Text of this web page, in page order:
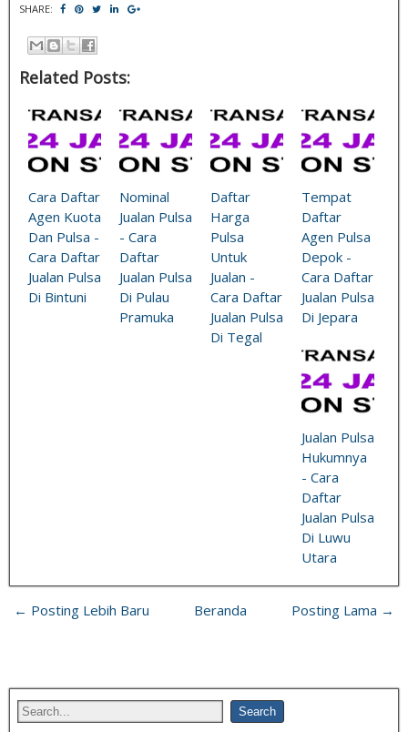
SHARE:
Related Posts:
Cara Daftar
Agen Kuota
Dan Pulsa -
Cara Daftar
Jualan Pulsa
Di Bintuni
Nominal
Jualan Pulsa
- Cara
Daftar
Jualan Pulsa
Di Pulau
Pramuka
Daftar
Harga
Pulsa
Untuk
Jualan -
Cara Daftar
Jualan Pulsa
Di Tegal
Tempat
Daftar
Agen Pulsa
Depok -
Cara Daftar
Jualan Pulsa
Di Jepara
Jualan Pulsa
Hukumnya
- Cara
Daftar
Jualan Pulsa
Di Luwu
Utara
← Posting Lebih Baru Posting Lama →
Beranda